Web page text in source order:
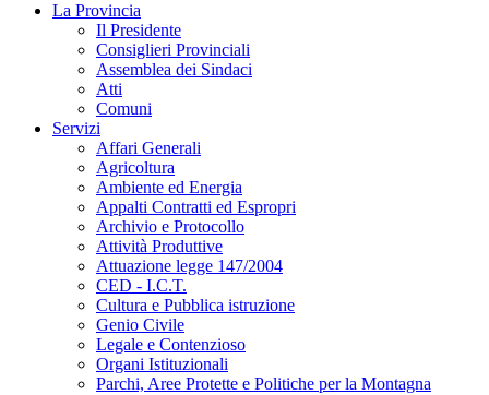
La Provincia
Il Presidente
Consiglieri Provinciali
Assemblea dei Sindaci
Atti
Comuni
Servizi
Affari Generali
Agricoltura
Ambiente ed Energia
Appalti Contratti ed Espropri
Archivio e Protocollo
Attività Produttive
Attuazione legge 147/2004
CED - I.C.T.
Cultura e Pubblica istruzione
Genio Civile
Legale e Contenzioso
Organi Istituzionali
Parchi, Aree Protette e Politiche per la Montagna